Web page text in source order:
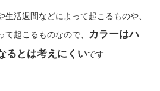
活週間などによって起こるものや、
起こるものなので、
カラーはハ
るとは考えにくいです